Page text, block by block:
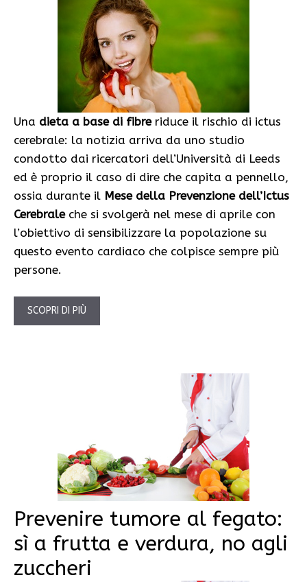
Una dieta a base di fibreriduce il rischio di ictus
cerebrale: la notizia arriva da uno studio
condotto dai ricercatori dell’Università di Leeds
ed è proprio il caso di dire che capita a pennello,
ossia durante il Mese della Prevenzione dell’Ictus
Cerebrale che si svolgerà nel mese di aprile con
l’obiettivo di sensibilizzare la popolazione su
questo evento cardiaco che colpisce sempre più
persone.
SCOPRI DI PIÙ
Prevenire tumore al fegato:
sì a frutta e verdura, no agli
zuccheri